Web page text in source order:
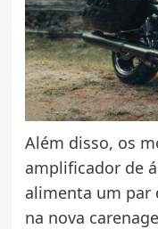
Além disso, os
amplificador de
alimenta um par
na nova